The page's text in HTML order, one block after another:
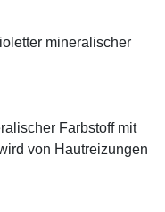
mineralischer
Farbstoff mit
von Hautreizungen